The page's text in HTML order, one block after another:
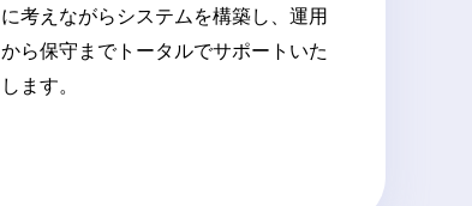
に考えながらシステムを構築し、運用
から保守までトータルでサポートいた
します。